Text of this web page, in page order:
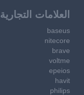
العلامات التجارية
baseus
nitecore
brave
voltme
epeios
havit
philips